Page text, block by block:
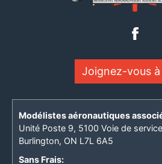
Joignez-vous
Modélistes aéronautiques
Unité Poste 9, 5100 Voie de
Burlington, ON L7L 6A5
Sans Frais: